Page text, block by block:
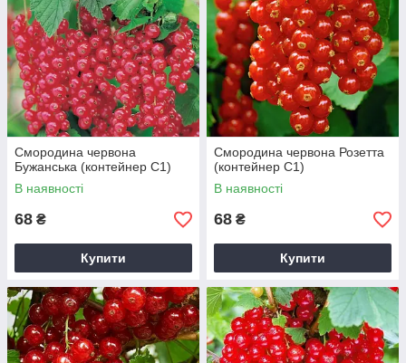
Смородина червона
Бужанська (контейнер С1)
В наявності
68 ₴
Купити
Смородина червона Розетта
(контейнер С1)
В наявності
68 ₴
Купити